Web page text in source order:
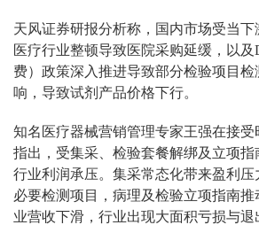
天风证券研报分析称，国内市场受当
医疗行业整顿导致医院采购延缓，以
费）政策深入推进导致部分检验项目
响，导致试剂产品价格下行。
知名医疗器械营销管理专家王强在接
指出，受集采、检验套餐解绑及立项
行业利润承压。集采常态化带来盈利
必要检测项目，病理及检验立项指南
业营收下滑，行业出现大面积亏损与退